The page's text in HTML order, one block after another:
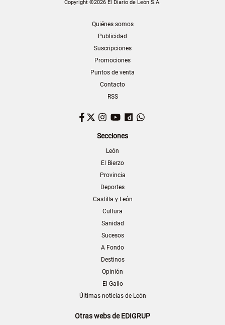
Copyright ©2026 El Diario de León S.A.
Quiénes somos
Publicidad
Suscripciones
Promociones
Puntos de venta
Contacto
RSS
Facebook
TwitterInstagram
YouTubeDailymotion
Secciones
León
El Bierzo
Provincia
Deportes
Castilla y León
Cultura
Sanidad
Sucesos
A Fondo
Destinos
Opinión
El Gallo
Últimas noticias de León
Otras webs de EDIGRUP